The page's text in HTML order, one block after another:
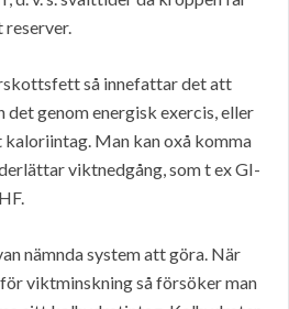
reserver.
så innefattar det att
det genom energisk exercis, eller
Man kan oxå komma
viktnedgång, som t ex GI-
nämnda system att göra. När
viktminskning så försöker man